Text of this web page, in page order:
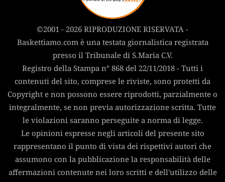
©2001 - 2026 RIPRODUZIONE RISERVATA -
Baskettiamo.com è una testata giornalistica registrata
presso il Tribunale di S.Maria C.V.
Registro della Stampa n° 868 del 22/11/2018 - Tutti i
contenuti del sito, comprese le riviste, sono protetti da
Copyright e non possono essere riprodotti, parzialmente o
integralmente, se non previa autorizzazione scritta. Tutte
le violazioni saranno perseguite a norma di legge.
Le opinioni espresse negli articoli del presente sito
rappresentano il punto di vista dei rispettivi autori che
assumono con la pubblicazione la responsabilità delle
affermazioni contenute nei loro scritti e dell'utilizzo delle